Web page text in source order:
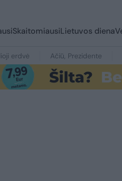
SkaitomiausiLietuvos diena
erdvė Ačiū, Prezidente